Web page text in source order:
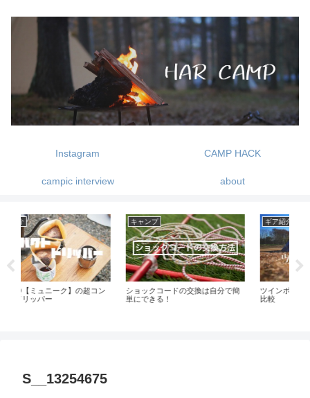
Instagram CAMP HACK
campic interview about
キャンプ
ショックコードの交換は自分で簡
単にできる！
ギア紹介
ツインポールシェルターの種類と
比較
S__13254675